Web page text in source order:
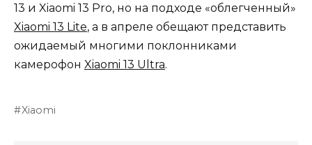
13 и Xiaomi 13 Pro, но на подходе «облегченный»
Xiaomi 13 Lite, а в апреле обещают представить
ожидаемый многими поклонниками
камерофон Xiaomi 13 Ultra.
Xiaomi